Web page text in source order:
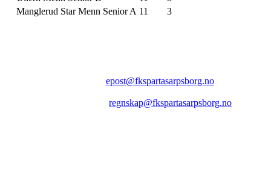
Manglerud Star Menn Senior A 11 3
epost@fkspartasarpsborg.no
regnskap@fkspartasarpsborg.no